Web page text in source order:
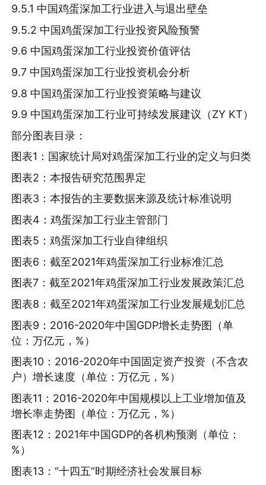
9.5.1 中国鸡蛋深加工行业进入与退出壁垒
9.5.2 中国鸡蛋深加工行业投资风险预警
9.6 中国鸡蛋深加工行业投资价值评估
9.7 中国鸡蛋深加工行业投资机会分析
9.8 中国鸡蛋深加工行业投资策略与建议
9.9 中国鸡蛋深加工行业可持续发展建议（ZY KT）
部分图表目录：
图表1：国家统计局对鸡蛋深加工行业的定义与归类
图表2：本报告研究范围界定
图表3：本报告的主要数据来源及统计标准说明
图表4：鸡蛋深加工行业主管部门
图表5：鸡蛋深加工行业自律组织
图表6：截至2021年鸡蛋深加工行业标准汇总
图表7：截至2021年鸡蛋深加工行业发展政策汇总
图表8：截至2021年鸡蛋深加工行业发展规划汇总
图表9：2016-2020年中国GDP增长走势图（单
位：万亿元，%）
图表10：2016-2020年中国固定资产投资（不含农
户）增长速度（单位：万亿元，%）
图表11：2016-2020年中国规模以上工业增加值及
增长率走势图（单位：万亿元，%）
图表12：2021年中国GDP的各机构预测（单位：
%）
图表13：“十四五”时期经济社会发展目标